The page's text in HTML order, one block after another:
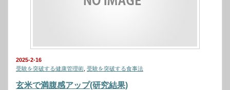
2025-2-16
受験を突破する健康管理術 受験を突破する食事法
玄米で満腹感アップ(研究結果)